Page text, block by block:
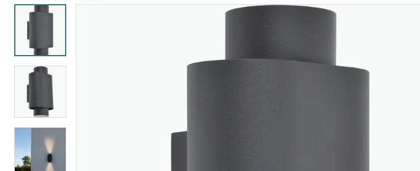
KAN DISSE VÆRE AV